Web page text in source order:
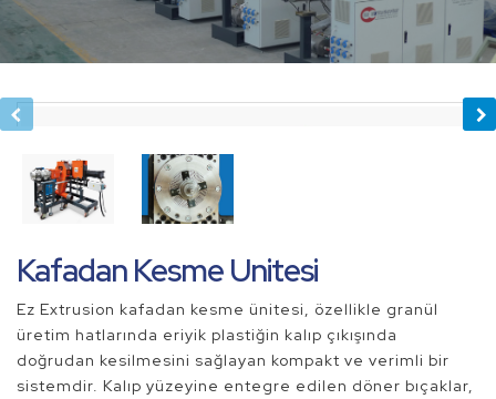
Kafadan Kesme Unitesi
Ez Extrusion kafadan kesme ünitesi, özellikle granül
üretim hatlarında eriyik plastiğin kalıp çıkışında
doğrudan kesilmesini sağlayan kompakt ve verimli bir
sistemdir. Kalıp yüzeyine entegre edilen döner bıçaklar,